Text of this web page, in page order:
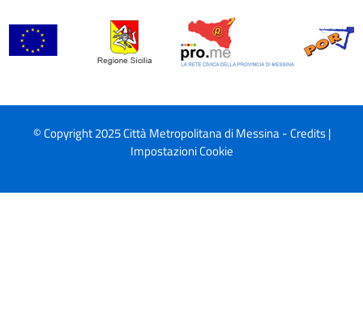
© Copyright 2025 Città Metropolitana di Messina -Credits|
Impostazioni Cookie